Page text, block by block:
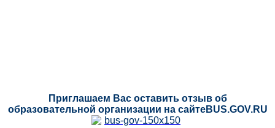
Приглашаем Вас оставить отзыв об
образовательной организации на сайтеBUS.GOV.RU